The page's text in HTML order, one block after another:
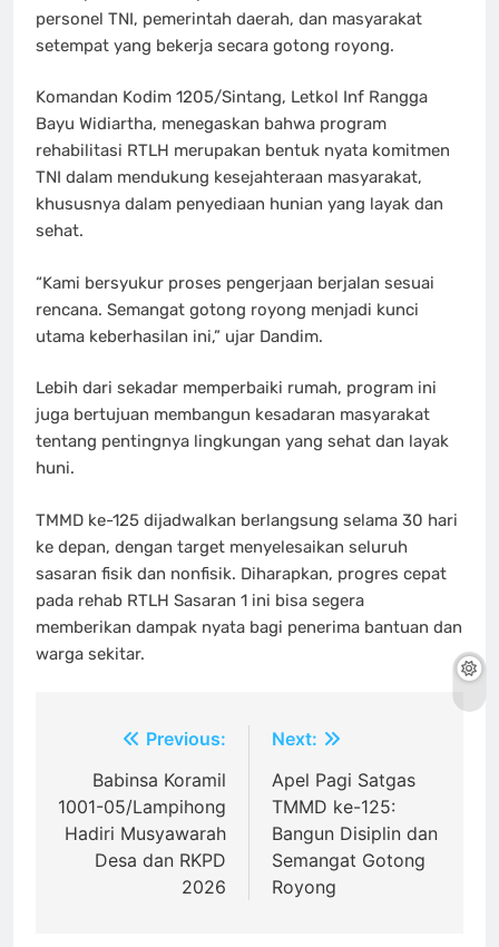
personel TNI, pemerintah daerah, dan masyarakat
setempat yang bekerja secara gotong royong.
Komandan Kodim 1205/Sintang, Letkol Inf Rangga
Bayu Widiartha, menegaskan bahwa program
rehabilitasi RTLH merupakan bentuk nyata komitmen
TNI dalam mendukung kesejahteraan masyarakat,
khususnya dalam penyediaan hunian yang layak dan
sehat.
“Kami bersyukur proses pengerjaan berjalan sesuai
rencana. Semangat gotong royong menjadi kunci
utama keberhasilan ini,” ujar Dandim.
Lebih dari sekadar memperbaiki rumah, program ini
juga bertujuan membangun kesadaran masyarakat
tentang pentingnya lingkungan yang sehat dan layak
huni.
TMMD ke-125 dijadwalkan berlangsung selama 30 hari
ke depan, dengan target menyelesaikan seluruh
sasaran fisik dan nonfisik. Diharapkan, progres cepat
pada rehab RTLH Sasaran 1 ini bisa segera
memberikan dampak nyata bagi penerima bantuan dan
warga sekitar.
Navigasi
pos
Previous:
Babinsa Koramil
1001-05/Lampihong
Hadiri Musyawarah
Desa dan RKPD
2026
Next:
Apel Pagi Satgas
TMMD ke-125:
Bangun Disiplin dan
Semangat Gotong
Royong